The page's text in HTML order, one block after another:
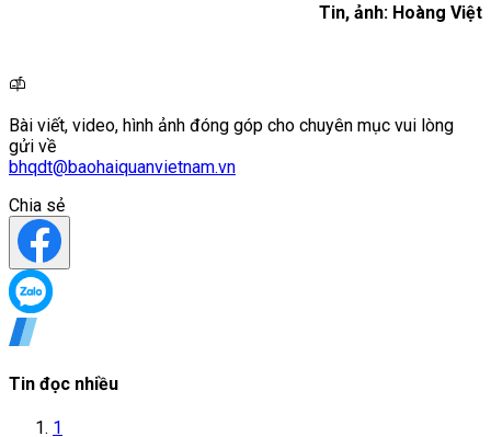
Tin, ảnh: Hoàng Việt
Bài viết, video, hình ảnh đóng góp cho chuyên mục vui lòng
gửi về
bhqdt@baohaiquanvietnam.vn
Chia sẻ
Tin đọc nhiều
1